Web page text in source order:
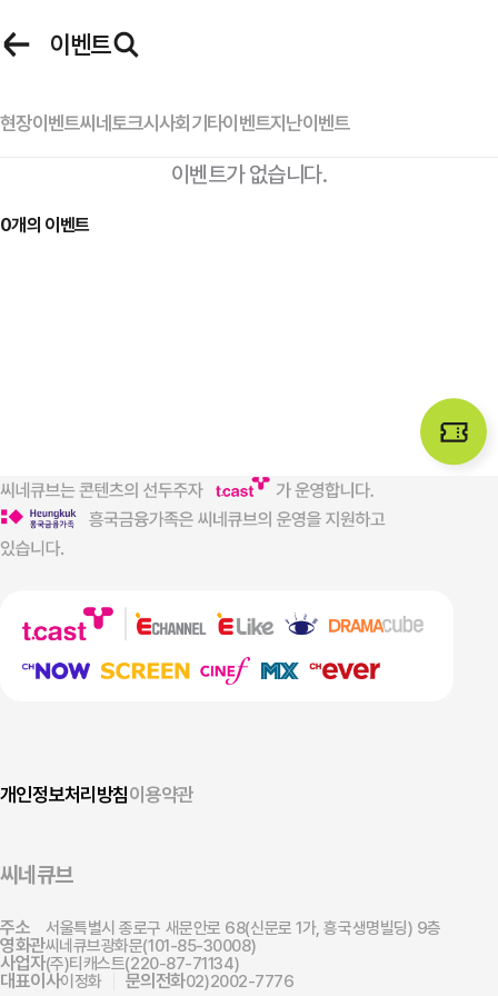
이벤트
로그인
이벤트
현장이벤트씨네토크시사회 기타이벤트지난이벤트
이벤트가 없습니다.
0개의 이벤트
개인정보처리방침이용약관
씨네큐브
주소 서울특별시 종로구 새문안로 68(신문로 1가, 흥국생명빌딩) 9층
영화관씨네큐브광화문(101-85-30008)
사업자(주)티캐스트(220-87-71134)
대표이사이정화 문의전화02)2002-7776
로그인하기